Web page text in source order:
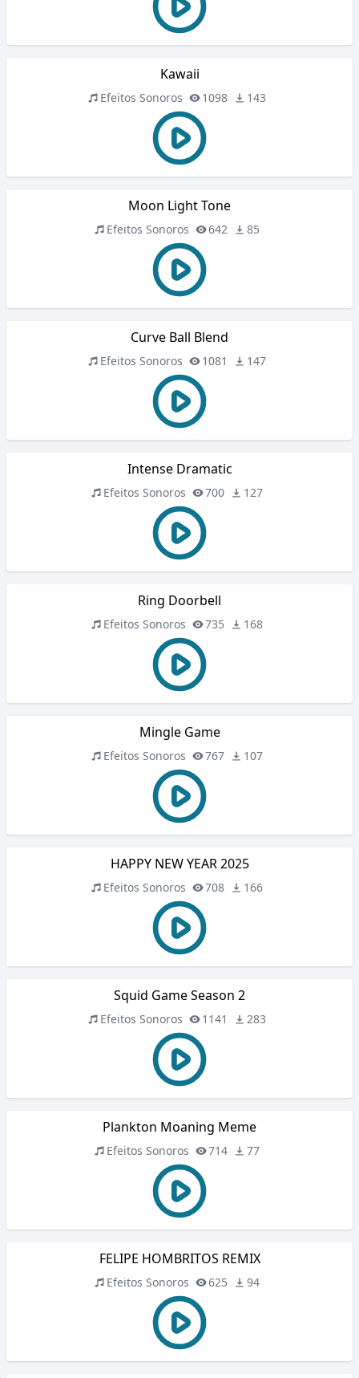
Kawaii
Efeitos Sonoros 1098 143
Moon Light Tone
Efeitos Sonoros 642 85
Curve Ball Blend
Efeitos Sonoros 1081 147
Intense Dramatic
Efeitos Sonoros 700 127
Ring Doorbell
Efeitos Sonoros 735 168
Mingle Game
Efeitos Sonoros 767 107
HAPPY NEW YEAR 2025
Efeitos Sonoros 708 166
Squid Game Season 2
Efeitos Sonoros 1141 283
Plankton Moaning Meme
Efeitos Sonoros 714 77
FELIPE HOMBRITOS REMIX
Efeitos Sonoros 625 94